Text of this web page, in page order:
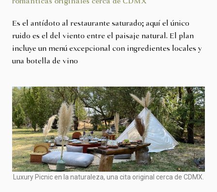
Es el antídoto al restaurante saturado; aquí el único
ruido es el del viento entre el paisaje natural. El plan
incluye un menú excepcional con ingredientes locales y
una botella de vino
Luxury Picnic en la naturaleza, una cita original cerca de CDMX.